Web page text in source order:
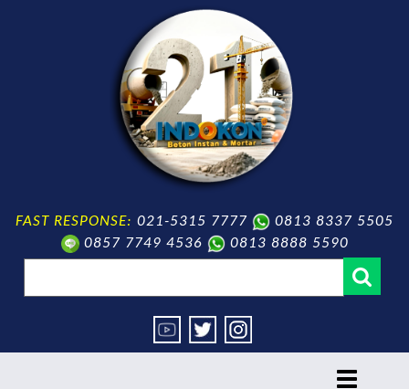
FAST RESPONSE: 021-5315 7777
0813 8337 5505
0857 7749 4536
0813 8888 5590
toggle